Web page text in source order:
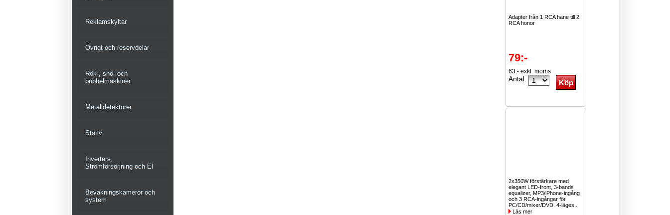
Reklamskyltar
Övrigt och reservdelar
Rök-, snö- och
bubbelmaskiner
Metalldetektorer
Stativ
Inverters,
Strömförsörjning och El
Bevakningskameror och
system
Adapter från 1 RCA hane till 2
RCA honor
79:-
63:- exkl. moms
Antal
2x350W förstärkare med
elegant LED-front, 3-bands
equalizer, MP3/iPhone-ingång
och 3 RCA-ingångar för
PC/CD/mixer/DVD. 4-läges...
Läs mer